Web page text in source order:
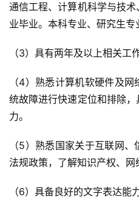
通信工程、计算机科学与技
业毕业。本科专业、研究生专
（3）具有两年及以上相关工
（4）熟悉计算机软硬件及
统故障进行快速定位和排除
力。
（5）熟悉国家关于互联网
法规政策，了解知识产权、网
（6）具备良好的文字表达能